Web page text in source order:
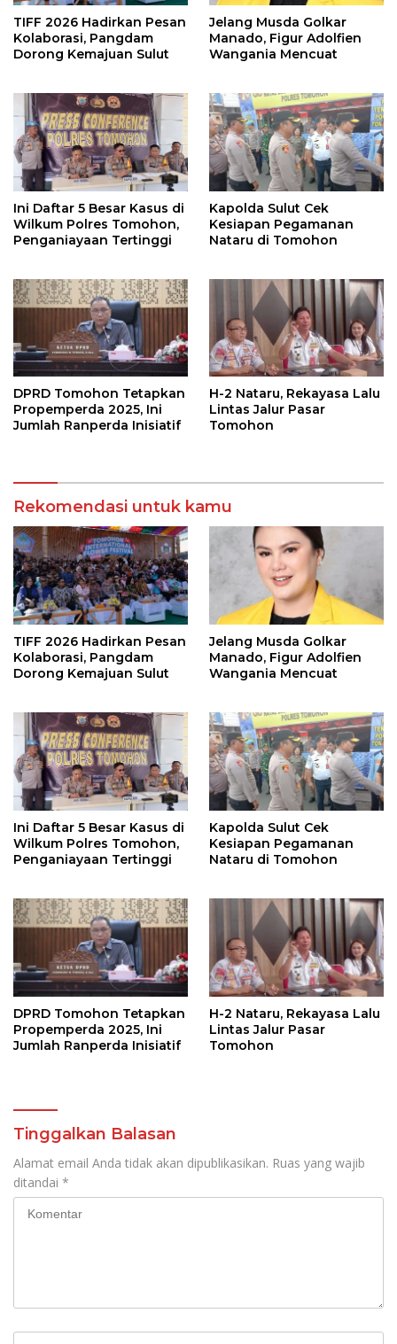
TIFF 2026 Hadirkan Pesan
Kolaborasi, Pangdam
Dorong Kemajuan Sulut
Jelang Musda Golkar
Manado, Figur Adolfien
Wangania Mencuat
Ini Daftar 5 Besar Kasus di
Wilkum Polres Tomohon,
Penganiayaan Tertinggi
Kapolda Sulut Cek
Kesiapan Pegamanan
Nataru di Tomohon
DPRD Tomohon Tetapkan
Propemperda 2025, Ini
Jumlah Ranperda Inisiatif
H-2 Nataru, Rekayasa Lalu
Lintas Jalur Pasar
Tomohon
Rekomendasi untuk kamu
TIFF 2026 Hadirkan Pesan
Kolaborasi, Pangdam
Dorong Kemajuan Sulut
Jelang Musda Golkar
Manado, Figur Adolfien
Wangania Mencuat
Ini Daftar 5 Besar Kasus di
Wilkum Polres Tomohon,
Penganiayaan Tertinggi
Kapolda Sulut Cek
Kesiapan Pegamanan
Nataru di Tomohon
DPRD Tomohon Tetapkan
Propemperda 2025, Ini
Jumlah Ranperda Inisiatif
H-2 Nataru, Rekayasa Lalu
Lintas Jalur Pasar
Tomohon
Tinggalkan Balasan
Alamat email Anda tidak akan dipublikasikan. Ruas yang wajib
ditandai *